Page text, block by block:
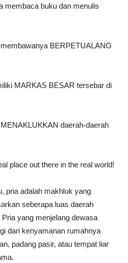
membaca buku dan menulis
BERPETUALANG
MARKAS BESAR tersebar di
daerah-daerah
place out there in the real world!
pria adalah makhluk yang
seberapa luas daerah
yang menjelang dewasa
dari kenyamanan rumahnya
padang pasir, atau tempat liar